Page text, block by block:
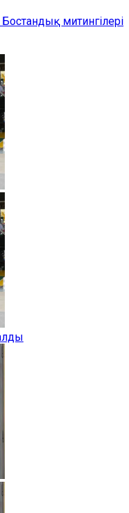
митингілері